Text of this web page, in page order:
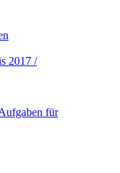
2017 /
für